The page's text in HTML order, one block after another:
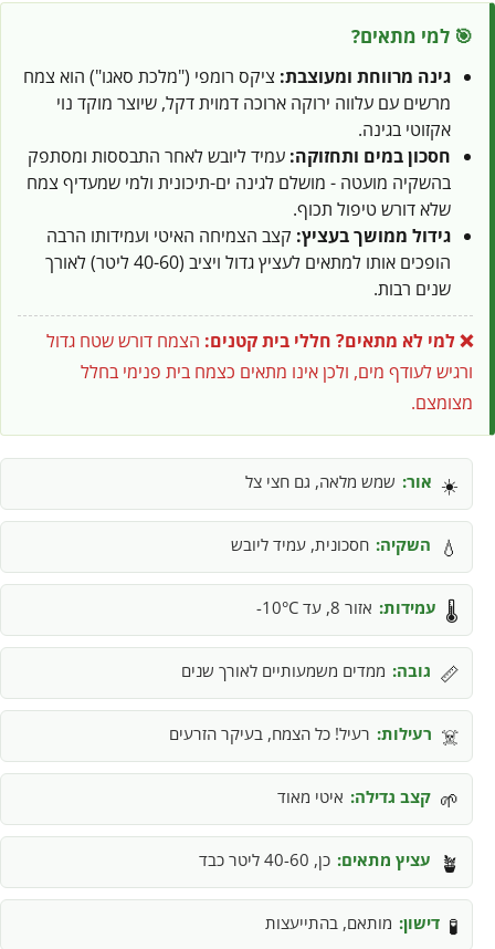
🎯 למי מתאים?
גינה מרווחת ומעוצבת: ציקס רומפי ("מלכת סאגו") הוא צמח
מרשים עם עלווה ירוקה ארוכה דמוית דקל, שיוצר מוקד נוי
אקזוטי בגינה.
חסכון במים ותחזוקה: עמיד ליובש לאחר התבססות ומסתפק
בהשקיה מועטה - מושלם לגינה ים-תיכונית ולמי שמעדיף צמח
שלא דורש טיפול תכוף.
גידול ממושך בעציץ: קצב הצמיחה האיטי ועמידותו הרבה
הופכים אותו למתאים לעציץ גדול ויציב (40-60 ליטר) לאורך
שנים רבות.
❌ למי לא מתאים? חללי בית קטנים: הצמח דורש שטח גדול
ורגיש לעודף מים, ולכן אינו מתאים כצמח בית פנימי בחלל
מצומצם.
☀️ אור: שמש מלאה, גם חצי צל
💧 השקיה: חסכונית, עמיד ליובש
🌡️ עמידות: אזור 8, עד 10°C-
📏 גובה: ממדים משמעותיים לאורך שנים
☠️ רעילות: רעיל! כל הצמח, בעיקר הזרעים
🌱 קצב גדילה: איטי מאוד
🪴 עציץ מתאים: כן, 40-60 ליטר כבד
🧪 דישון: מותאם, בהתייעצות